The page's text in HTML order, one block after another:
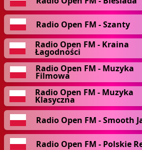
Radio Open FM - Szanty
Radio Open FM - Kraina
Łagodności
Radio Open FM - Muzyka
Filmowa
Radio Open FM - Muzyka
Klasyczna
Radio Open FM - Smooth
Radio Open FM - Polskie